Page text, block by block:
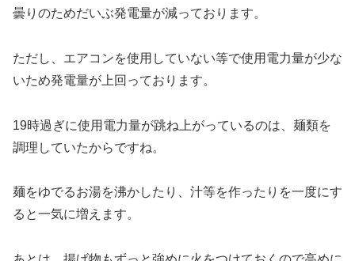
曇りのためだいぶ発電量が減っております。
ただし、エアコンを使用していない等で使用電力量が少な
いため発電量が上回っております。
19時過ぎに使用電力量が跳ね上がっているのは、麺類を
調理していたからですね。
麺をゆでるお湯を沸かしたり、汁等を作ったりを一度にす
ると一気に増えます。